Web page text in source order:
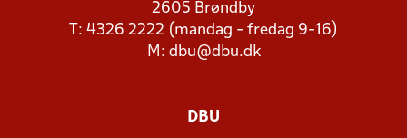
2605 Brøndby
T: 4326 2222 (mandag - fredag 9-16)
M: dbu@dbu.dk
DBU